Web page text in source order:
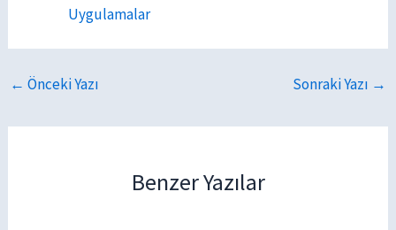
Uygulamalar
← Önceki Yazı Sonraki Yazı →
Benzer Yazılar